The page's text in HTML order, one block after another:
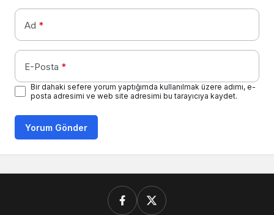
Ad *
E-Posta *
Bir dahaki sefere yorum yaptığımda kullanılmak üzere adımı, e-
posta adresimi ve web site adresimi bu tarayıcıya kaydet.
Yorum Gönder